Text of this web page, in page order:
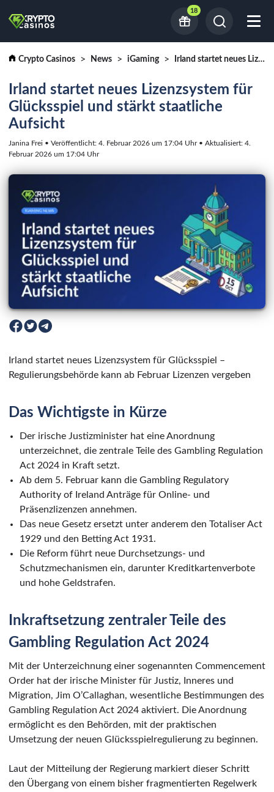
18
Crypto Casinos News iGaming Irland startet neues Lizenzsystem für Glücksspiel und stärkt staatliche Aufsicht
Irland startet neues Lizenzsystem für
Glücksspiel und stärkt staatliche
Aufsicht
Janina Frei • Veröffentlicht: 4. Februar 2026 um 17:04 Uhr • Aktualisiert: 4.
Februar 2026 um 17:04 Uhr
Irland startet neues Lizenzsystem für Glücksspiel –
Regulierungsbehörde kann ab Februar Lizenzen vergeben
Das Wichtigste in Kürze
Der irische Justizminister hat eine Anordnung
unterzeichnet, die zentrale Teile des Gambling Regulation
Act 2024 in Kraft setzt.
Ab dem 5. Februar kann die Gambling Regulatory
Authority of Ireland Anträge für Online- und
Präsenzlizenzen annehmen.
Das neue Gesetz ersetzt unter anderem den Totaliser Act
1929 und den Betting Act 1931.
Die Reform führt neue Durchsetzungs- und
Schutzmechanismen ein, darunter Kreditkartenverbote
und hohe Geldstrafen.
Inkraftsetzung zentraler Teile des
Gambling Regulation Act 2024
Mit der Unterzeichnung einer sogenannten Commencement
Order hat der irische Minister für Justiz, Inneres und
Migration, Jim O’Callaghan, wesentliche Bestimmungen des
Gambling Regulation Act 2024 aktiviert. Die Anordnung
ermöglicht es den Behörden, mit der praktischen
Umsetzung der neuen Glücksspielregulierung zu beginnen.
Laut der Mitteilung der Regierung markiert dieser Schritt
den Übergang von einem bisher fragmentierten Regelwerk